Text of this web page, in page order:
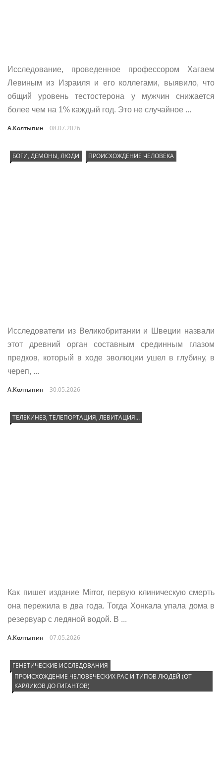
Исследование, проведенное профессором Хагаем
Левиным из Израиля и его коллегами, выявило, что
общий уровень тестостерона у мужчин снижается
более чем на 1% каждый год. Это не случайное ...
А.Колтыпин 08.07.2026
БОГИ, ДЕМОНЫ, ЛЮДИ ПРОИСХОЖДЕНИЕ ЧЕЛОВЕКА
Исследователи из Великобритании и Швеции назвали
этот древний орган составным срединным глазом
предков, который в ходе эволюции ушел в глубину, в
череп, ...
А.Колтыпин 30.05.2026
ТЕЛЕКИНЕЗ, ТЕЛЕПОРТАЦИЯ, ЛЕВИТАЦИЯ…
Как пишет издание Mirror, первую клиническую смерть
она пережила в два года. Тогда Хонкала упала дома в
резервуар с ледяной водой. В ...
А.Колтыпин 07.05.2026
ГЕНЕТИЧЕСКИЕ ИССЛЕДОВАНИЯ
ПРОИСХОЖДЕНИЕ ЧЕЛОВЕЧЕСКИХ РАС И ТИПОВ ЛЮДЕЙ (ОТ
КАРЛИКОВ ДО ГИГАНТОВ)